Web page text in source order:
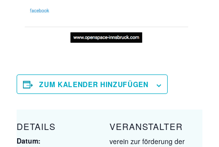
ZUM KALENDER HINZUFÜGEN
DETAILS
Datum:
VERANSTALTER
verein zur förderung der